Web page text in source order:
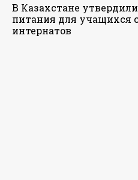
В Казахстане
питания для учащихся
интернатов